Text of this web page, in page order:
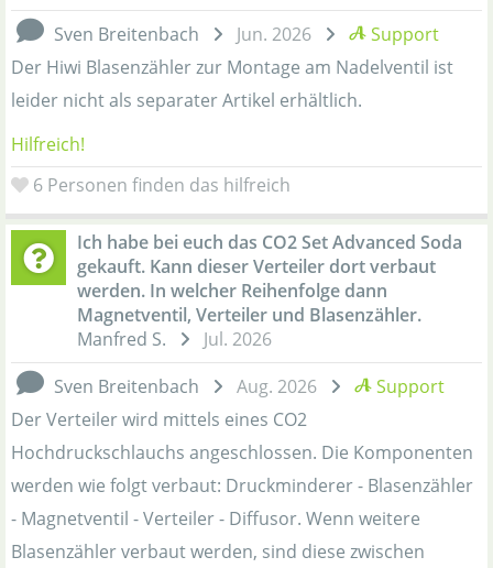
Sven Breitenbach
Jun. 2026
Support
Der Hiwi Blasenzähler zur Montage am Nadelventil ist
leider nicht als separater Artikel erhältlich.
Hilfreich!
6 Personen finden das hilfreich
Ich habe bei euch das CO2 Set Advanced Soda
gekauft. Kann dieser Verteiler dort verbaut
werden. In welcher Reihenfolge dann
Magnetventil, Verteiler und Blasenzähler.
Manfred S.
Jul. 2026
Sven Breitenbach
Aug. 2026
Support
Der Verteiler wird mittels eines CO2
Hochdruckschlauchs angeschlossen. Die Komponenten
werden wie folgt verbaut: Druckminderer - Blasenzähler
- Magnetventil - Verteiler - Diffusor. Wenn weitere
Blasenzähler verbaut werden, sind diese zwischen